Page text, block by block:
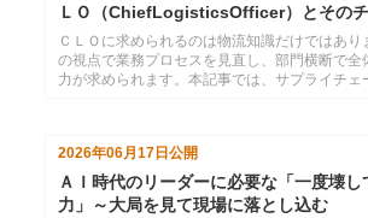
ＬＯ（ChiefLogisticsOfficer）とその
育てるか
ＣＬＯに求められるのは物流知識だけではあり
の視点で業務プロセスを見直し、部門横断で全
力が求められます。本記事では、サプライチェ
2026年06月17日 公開
ＡＩ時代のリーダーに必要な「一度壊し
力」～大局を見て現場に落とし込む